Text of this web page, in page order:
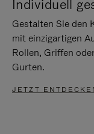
Individuell
Gestalten Sie den
mit einzigartigen
Rollen, Griffen
Gurten.
JETZT